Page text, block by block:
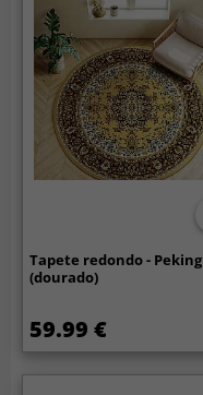
Tapete redondo - Peking
(dourado)
59.99 €